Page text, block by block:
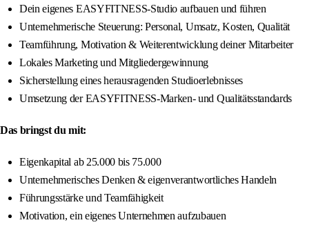
Dein eigenes EASYFITNESS-Studio aufbauen und führen
Unternehmerische Steuerung: Personal, Umsatz, Kosten, Qualität
Teamführung, Motivation & Weiterentwicklung deiner Mitarbeiter
Lokales Marketing und Mitgliedergewinnung
Sicherstellung eines herausragenden Studioerlebnisses
Umsetzung der EASYFITNESS-Marken- und Qualitätsstandards
Das bringst du mit:
Eigenkapital ab 25.000 bis 75.000
Unternehmerisches Denken & eigenverantwortliches Handeln
Führungsstärke und Teamfähigkeit
Motivation, ein eigenes Unternehmen aufzubauen